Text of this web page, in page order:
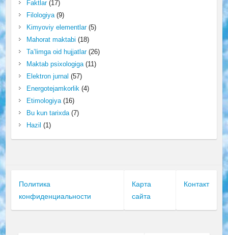
Faktlar(17)
Filologiya(9)
Kimyoviy elementlar(5)
Mahorat maktabi (18)
Ta’limga oid hujjatlar(26)
Maktab psixologiga(11)
Elektron jurnal (57)
Energotejamkorlik(4)
Etimologiya(16)
Bu kun tarixda(7)
Hazil (1)
Политика
конфиденциальности
Карта
сайта
Контакт